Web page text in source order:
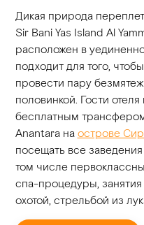
Дикая природа
Sir Bani Yas Island Al
расположен в
подходит для того,
провести пару
половинкой. Гости
бесплатным
Anantara на острове
посещать все
том числе
спа-процедуры,
охотой, стрельбой из